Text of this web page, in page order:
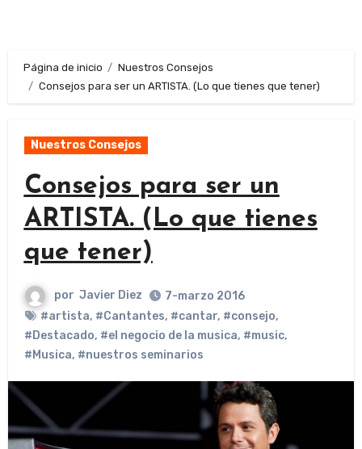
Página de inicio
Nuestros Consejos
Consejos para ser un ARTISTA. (Lo que tienes que tener)
Nuestros Consejos
Consejos para ser un
ARTISTA. (Lo que tienes
que tener)
por Javier Diez
7-marzo 2016
#artista, #Cantantes, #cantar, #consejo,
#Destacado, #el negocio de la musica, #music,
#Musica, #nuestros seminarios